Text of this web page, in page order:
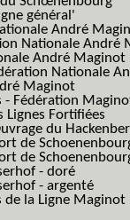
général'
André
Nationale André
André Maginot
Nationale
Maginot
- Fédération
Lignes Fortifiées
du
de
de
- doré
- argenté
la Ligne Maginot